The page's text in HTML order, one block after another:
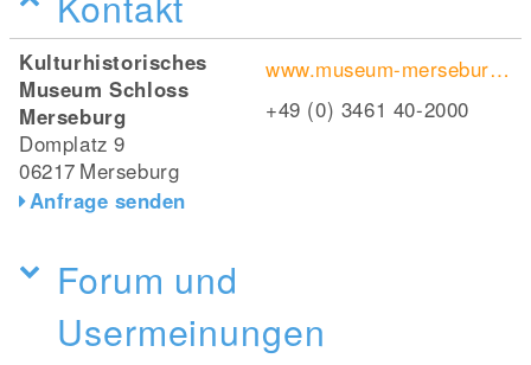
Kulturhistorisches
Museum Schloss
Merseburg
Domplatz 9
06217 Merseburg
Anfrage senden
www.museum-merseburg.de/de/startseite-museum-merseburg.html
+49 (0) 3461 40-2000
Forum und
Usermeinungen